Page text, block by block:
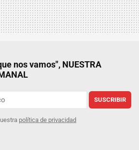
nos vamos", NUESTRA
SUSCRIBIR
política de privacidad